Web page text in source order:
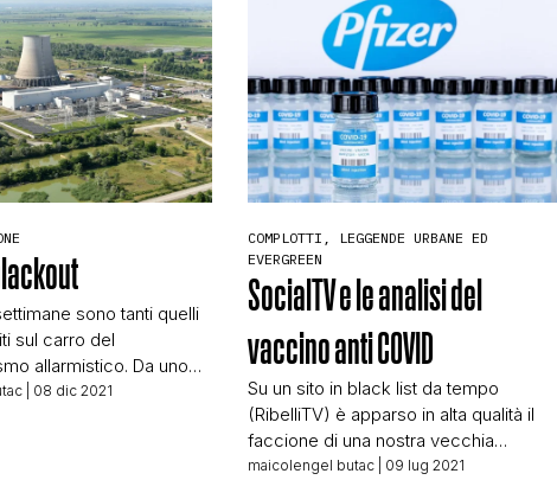
E TECNOLOGIA
E MEDICINA
E CITAZIONI
LEGGENDE URBANE ED EVERGREEN
sono tanti quelli
sul carro del
allarmistico. Da uno
Quotidiano a ByoBlu,
| 08 dic 2021
COMPLOTTI, LEGGENDE URBANE ED
EVERGREEN
SocialTV e le analisi del
vaccino anti COVID
Su un sito in black list da tempo
(RibelliTV) è apparso in alta qualità il
faccione di una nostra vecchia
conoscenza, il caro Bogdan Tibusche,
maicolengel butac | 09 lug 2021